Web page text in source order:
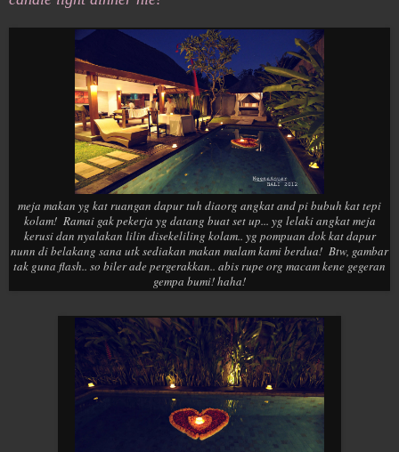
meja makan yg kat ruangan dapur tuh diaorg angkat and pi bubuh kat tepi
kolam! Ramai gak pekerja yg datang buat set up... yg lelaki angkat meja
kerusi dan nyalakan lilin disekeliling kolam.. yg pompuan dok kat dapur
nunn di belakang sana utk sediakan makan malam kami berdua! Btw, gambar
tak guna flash.. so biler ade pergerakkan.. abis rupe org macam kene gegeran
gempa bumi! haha!